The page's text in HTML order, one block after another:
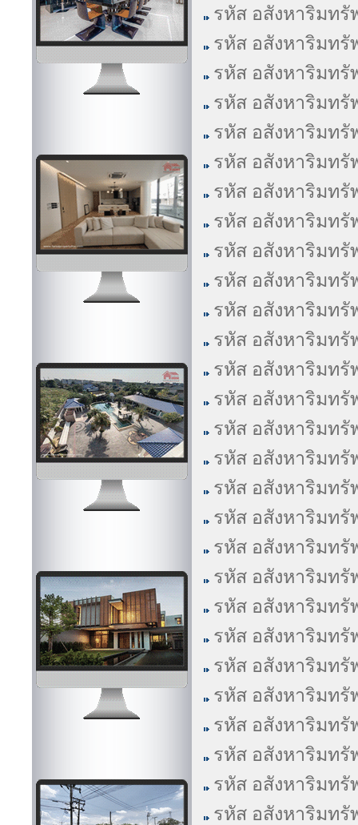
รหัส อสังหาริมทรั
รหัส อสังหาริมทรั
รหัส อสังหาริมทรั
รหัส อสังหาริมทรั
รหัส อสังหาริมทรั
รหัส อสังหาริมทรั
รหัส อสังหาริมทรั
รหัส อสังหาริมทรั
รหัส อสังหาริมทรั
รหัส อสังหาริมทรั
รหัส อสังหาริมทรั
รหัส อสังหาริมทรั
รหัส อสังหาริมทรั
รหัส อสังหาริมทรั
รหัส อสังหาริมทรั
รหัส อสังหาริมทรั
รหัส อสังหาริมทรั
รหัส อสังหาริมทรั
รหัส อสังหาริมทรั
รหัส อสังหาริมทรั
รหัส อสังหาริมทรั
รหัส อสังหาริมทรั
รหัส อสังหาริมทรั
รหัส อสังหาริมทรั
รหัส อสังหาริมทรั
รหัส อสังหาริมทรั
รหัส อสังหาริมทรั
รหัส อสังหาริมทรั